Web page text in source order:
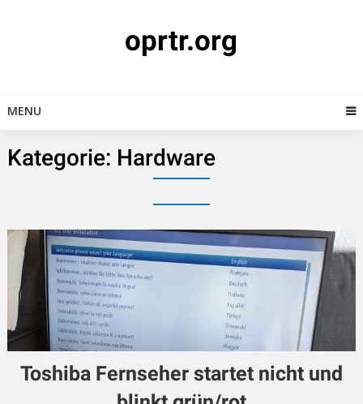
oprtr.org
MENU
Kategorie: Hardware
Toshiba Fernseher startet nicht und